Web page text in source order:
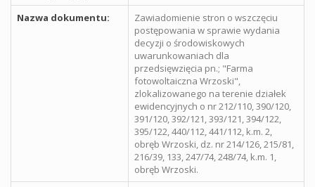
Nazwa dokumentu:
Zawiadomienie stron o wszczęciu
postępowania w sprawie wydania
decyzji o środowiskowych
uwarunkowaniach dla
przedsięwzięcia pn.; "Farma
fotowoltaiczna Wrzoski",
zlokalizowanego na terenie działek
ewidencyjnych o nr 212/110, 390/120,
391/120, 392/121, 393/121, 394/122,
395/122, 440/112, 441/112, k.m. 2,
obręb Wrzoski, dz. nr 214/126, 215/81,
216/39, 133, 247/74, 248/74, k.m. 1,
obręb Wrzoski.